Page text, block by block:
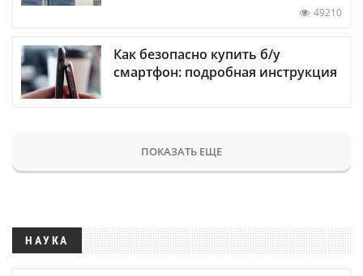
49210
Как безопасно купить б/у
смартфон: подробная инструкция
ПОКАЗАТЬ ЕЩЕ
НАУКА